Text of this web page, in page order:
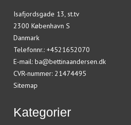
Isafjordsgade 13, st.tv
2300 København S
Danmark
Telefonnr.: +4521652070
E-mail: ba@bettinaandersen.dk
CVR-nummer: 21474495
Sitemap
Kategorier